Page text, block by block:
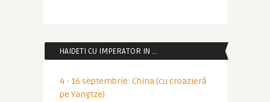
HAIDETI CU IMPERATOR IN …
4 - 16 septembrie: China (cu croazieră
pe Yangtze)